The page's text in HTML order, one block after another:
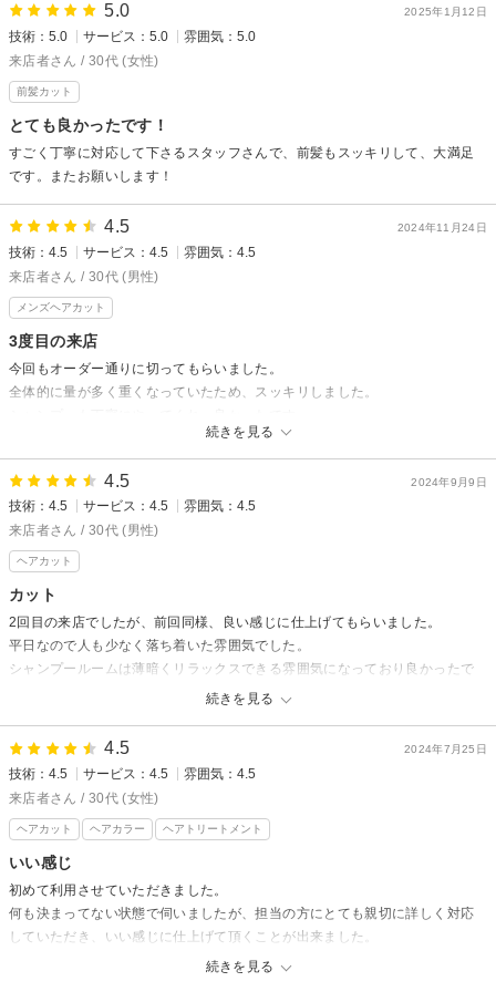
2025年1月12日
5.0
技術：5.0 サービス：5.0
雰囲気：5.0
来店者さん / 30代 (女性)
前髪カット
とても良かったです！
すごく丁寧に対応して下さるスタッフさんで、前髪もスッキリして、大満足
です。またお願いします！
2024年11月24日
4.5
技術：4.5 サービス：4.5
雰囲気：4.5
来店者さん / 30代 (男性)
メンズヘアカット
3度目の来店
続きを見る
今回もオーダー通りに切ってもらいました。
全体的に量が多く重くなっていたため、スッキリしました。
2024年9月9日
4.5
技術：4.5 サービス：4.5
雰囲気：4.5
来店者さん / 30代 (男性)
ヘアカット
カット
続きを見る
2回目の来店でしたが、前回同様、良い感じに仕上げてもらいました。
平日なので人も少なく落ち着いた雰囲気でした。
シャンプールームは薄暗くリラックスできる雰囲気になっており良かったで
2024年7月25日
4.5
技術：4.5 サービス：4.5
雰囲気：4.5
来店者さん / 30代 (女性)
ヘアカット ヘアカラー ヘアトリートメント
いい感じ
続きを見る
初めて利用させていただきました。
何も決まってない状態で伺いましたが、担当の方にとても親切に詳しく対応
していただき、いい感じに仕上げて頂くことが出来ました。